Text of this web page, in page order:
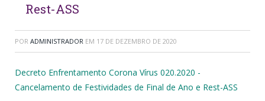
Rest-ASS
POR ADMINISTRADOR EM 17 DE DEZEMBRO DE 2020
Decreto Enfrentamento Corona Vírus 020.2020 -
Cancelamento de Festividades de Final de Ano e Rest-ASS